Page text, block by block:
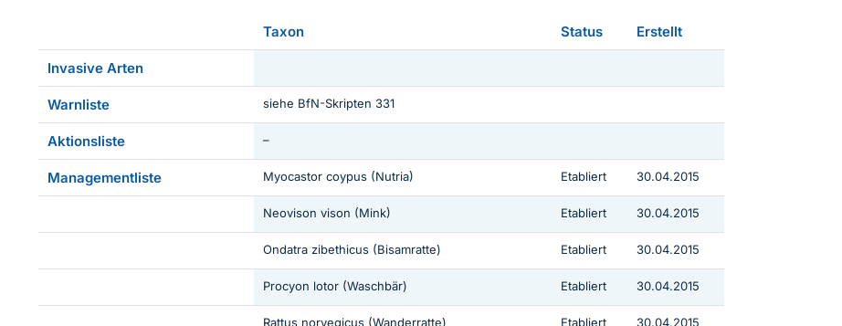
Taxon Status Erstellt
Invasive Arten
Warnliste siehe BfN-Skripten 331
Aktionsliste –
Managementliste Myocastor coypus(Nutria) Etabliert 30.04.2015
Neovison vison (Mink) Etabliert 30.04.2015
Ondatra zibethicus(Bisamratte) Etabliert 30.04.2015
Procyon lotor(Waschbär) Etabliert 30.04.2015
Rattus norvegicus(Wanderratte) Etabliert 30.04.2015